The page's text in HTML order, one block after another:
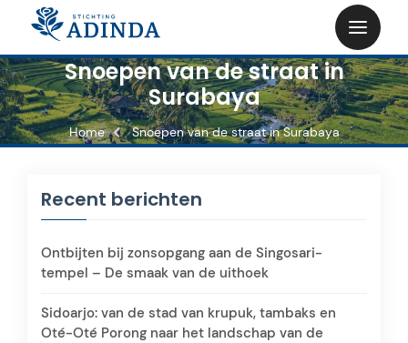
content
Snoepen van de straat in
Surabaya
Home Snoepen van de straat in Surabaya
Recent berichten
Ontbijten bij zonsopgang aan de Singosari-
tempel – De smaak van de uithoek
Sidoarjo: van de stad van krupuk, tambaks en
Oté-Oté Porong naar het landschap van de